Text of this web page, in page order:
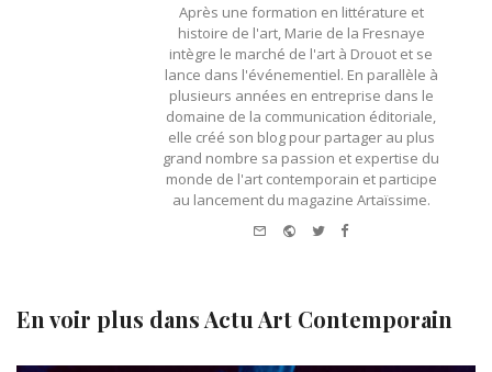
Après une formation en littérature et
histoire de l'art, Marie de la Fresnaye
intègre le marché de l'art à Drouot et se
lance dans l'événementiel. En parallèle à
plusieurs années en entreprise dans le
domaine de la communication éditoriale,
elle créé son blog pour partager au plus
grand nombre sa passion et expertise du
monde de l'art contemporain et participe
au lancement du magazine Artaïssime.
Website
TwitterFacebook
En voir plus dansActu Art Contemporain